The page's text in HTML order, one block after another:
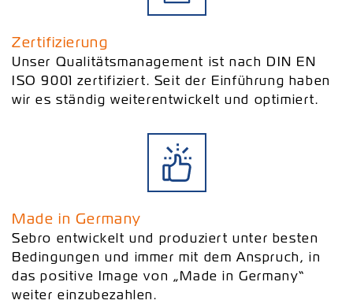
Zertifizierung
Unser Qualitätsmanagement ist nach DIN EN
ISO 9001 zertifiziert. Seit der Einführung haben
wir es ständig weiterentwickelt und optimiert.
Made in Germany
Sebro entwickelt und produziert unter besten
Bedingungen und immer mit dem Anspruch, in
das positive Image von „Made in Germany“
weiter einzubezahlen.